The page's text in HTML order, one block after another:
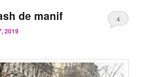
de manif
2019
4